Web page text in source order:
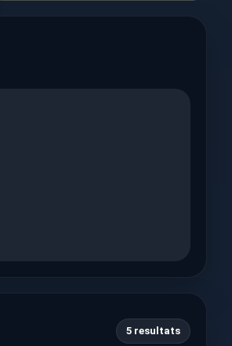
5 resultats